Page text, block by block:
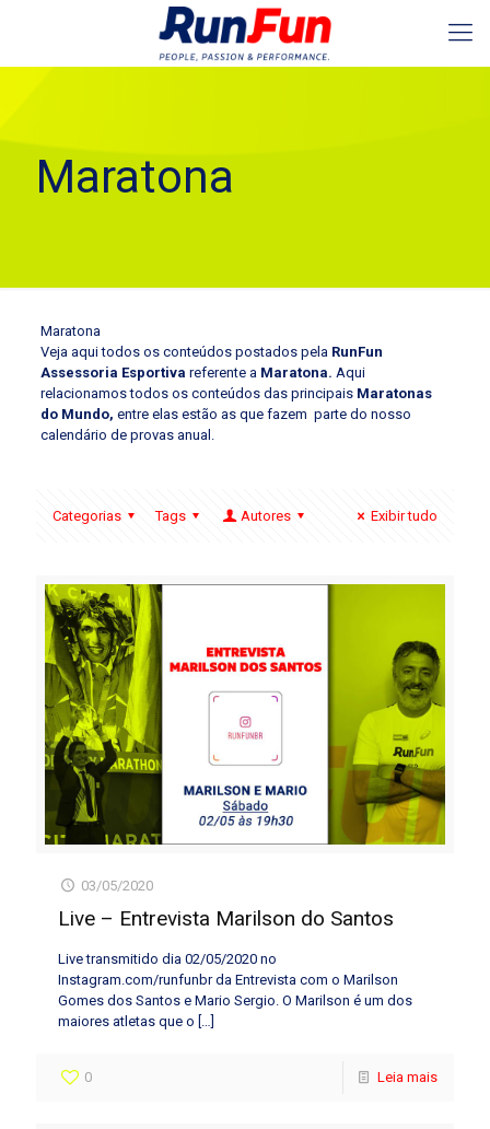
Maratona
Maratona
Veja aqui todos os conteúdos postados pela RunFun
Assessoria Esportiva referente a Maratona. Aqui
relacionamos todos os conteúdos das principais Maratonas
do Mundo, entre elas estão as que fazem parte do nosso
calendário de provas anual.
Categorias Tags Autores Exibir tudo
03/05/2020
Live – Entrevista Marilson do Santos
Live transmitido dia 02/05/2020 no
Instagram.com/runfunbr da Entrevista com o Marilson
Gomes dos Santos e Mario Sergio. O Marilson é um dos
maiores atletas que o […]
0 Leia mais